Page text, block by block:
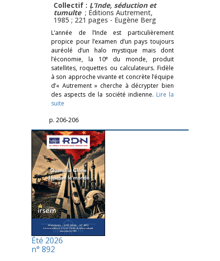
Collectif : L’Inde, séduction et
tumulte ; Éditions Autrement,
1985 ; 221 pages - Eugène Berg
L’année de l’Inde est particulièrement
propice pour l’examen d’un pays toujours
auréolé d’un halo mystique mais dont
l’économie, la 10edu monde, produit
satellites, roquettes ou calculateurs. Fidèle
à son approche vivante et concrète l’équipe
d’« Autrement » cherche à décrypter bien
des aspects de la société indienne. Lire la
suite
p. 206-206
Été 2026
n° 892